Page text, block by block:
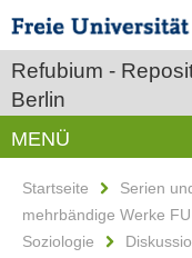
Refubium -
Berlin
MENÜ
Startseite Serien
mehrbändige Werke FU
Soziologie